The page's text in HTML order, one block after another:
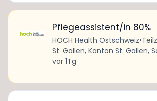
Pflegeassistent/in 80%
HOCH Health Ostschweiz•
St. Gallen, Kanton St. Gallen,
vor 1Tg